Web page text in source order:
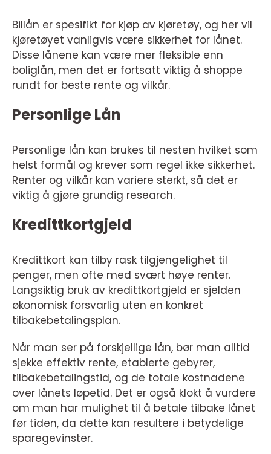
Billån er spesifikt for kjøp av kjøretøy, og her vil
kjøretøyet vanligvis være sikkerhet for lånet.
Disse lånene kan være mer fleksible enn
boliglån, men det er fortsatt viktig å shoppe
rundt for beste rente og vilkår.
Personlige Lån
Personlige lån kan brukes til nesten hvilket som
helst formål og krever som regel ikke sikkerhet.
Renter og vilkår kan variere sterkt, så det er
viktig å gjøre grundig research.
Kredittkortgjeld
Kredittkort kan tilby rask tilgjengelighet til
penger, men ofte med svært høye renter.
Langsiktig bruk av kredittkortgjeld er sjelden
økonomisk forsvarlig uten en konkret
tilbakebetalingsplan.
Når man ser på forskjellige lån, bør man alltid
sjekke effektiv rente, etablerte gebyrer,
tilbakebetalingstid, og de totale kostnadene
over lånets løpetid. Det er også klokt å vurdere
om man har mulighet til å betale tilbake lånet
før tiden, da dette kan resultere i betydelige
sparegevinster.